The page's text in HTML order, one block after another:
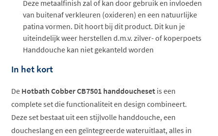
Deze metaalfinish zal of kan door gebruik en invloeden
van buitenaf verkleuren (oxideren) en een natuurlijke
patina vormen. Dit hoort bij dit product. Dit kun je
uiteindelijk weer herstellen d.m.v. zilver- of koperpoets
Handdouche kan niet gekanteld worden
In het kort
De Hotbath Cobber CB7501 handdoucheset is een
complete set die functionaliteit en design combineert.
Deze set bestaat uit een stijlvolle handdouche, een
doucheslang en een geïntegreerde wateruitlaat, alles in